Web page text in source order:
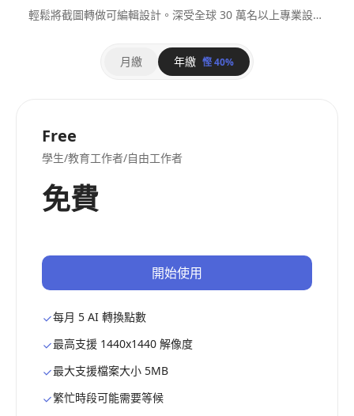
輕鬆將截圖轉做可編輯設計。深受全球 30 萬名以上專業設計師信賴。
月繳 年繳 慳 40%
Free
學生/教育工作者/自由工作者
免費
開始使用
每月 5 AI 轉換點數
最高支援 1440x1440 解像度
最大支援檔案大小 5MB
繁忙時段可能需要等候